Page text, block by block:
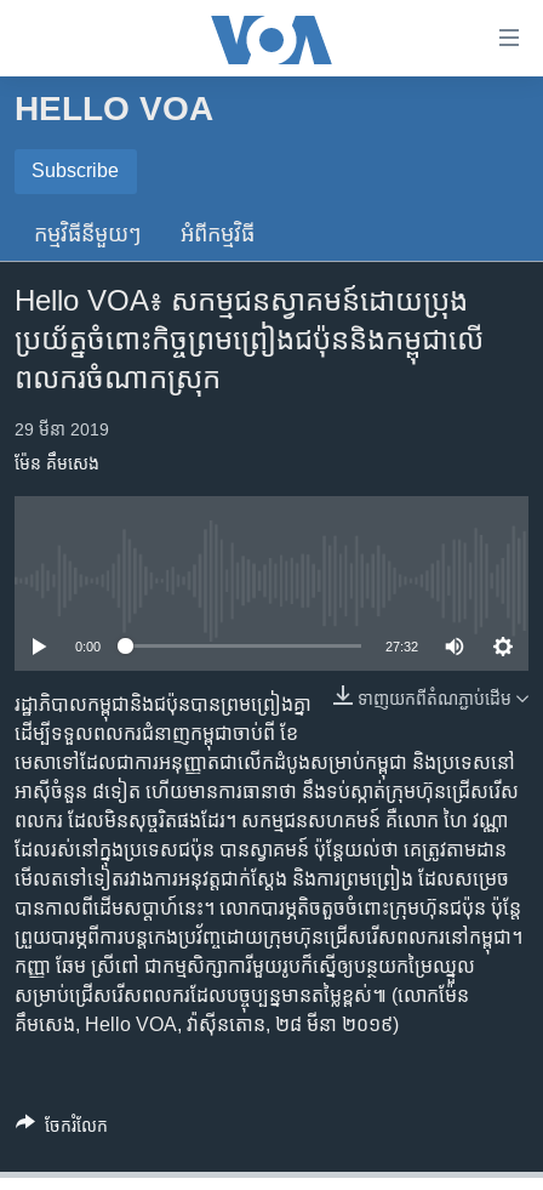
គេហទំព័រ​
រំលង​
ព័ត៌មាន​​
តែ​
ម្តង
និង​
ចូល​
កាន់​
កម្ពុជា
អន្តរជាតិ
ចិន
ហេឡូវីអូអេ
កម្ពុជាច្នៃប្រតិដ្ឋ
ព្រឹត្តិការណ៍ព័ត៌មាន
ទូរទស្សន៍ / វីដេអូ​
វិទ្យុ / ផតខាសថ៍
បណ្តាញ​សង្គម
ភាសា
HELLO VOA
Subscribe
SUBSCRIBE
កម្មវិធី​នីមួយៗ អំពី​កម្មវិធី​
Hello VOA៖ សកម្មជន​ស្វាគមន៍​ដោយ​ប្រុង
ប្រយ័ត្ន​ចំពោះ​កិច្ច​ព្រមព្រៀង​ជប៉ុន​និង​កម្ពុជា​លើ​
ពលករ​ចំណាក​ស្រុក
29 មីនា 2019
ម៉ែន គឹមសេង
0:00 27:32
ទាញ​យក​ពី​តំណភ្ជាប់​ដើម
រដ្ឋាភិបាល​កម្ពុជា​និង​ជប៉ុន​បាន​ព្រមព្រៀង​គ្នា
ដើម្បី​ទទួល​ពលករ​ជំនាញ​កម្ពុជា​ចាប់ពី ខែ
មេសា​ទៅ​ដែល​ជា​ការ​អនុញ្ញាត​ជា​លើក​ដំបូង​សម្រាប់​កម្ពុជា និង​ប្រទេស​នៅ​
អាស៊ី​ចំនួន ៨​ទៀត ​ហើយ​មាន​ការ​ធានា​ថា នឹង​ទប់ស្កាត់​ក្រុមហ៊ុន​ជ្រើសរើស​
ពលករ ដែល​មិន​សុច្ចរិត​ផង​ដែរ។ សកម្មជន​សហគមន៍ គឺ​លោក ហៃ វណ្ណា
ដែល​រស់នៅ​ក្នុង​ប្រទេស​ជប៉ុន បាន​ស្វាគមន៍ ប៉ុន្តែ​យល់​ថា គេ​ត្រូវ​តាម​ដាន​
មើល​តទៅ​ទៀត​រវាង​ការ​អនុវត្ត​ជាក់ស្តែង និង​ការ​ព្រមព្រៀង ដែល​សម្រេច​
បាន​កាលពី​ដើម​សប្តាហ៍​នេះ។ លោក​បារម្ភ​តិចតួច​ចំពោះ​ក្រុមហ៊ុន​ជប៉ុន ប៉ុន្តែ​
ព្រួយបារម្ភ​ពី​ការ​បន្ត​កេង​ប្រវ័ញ្ច​ដោយ​ក្រុមហ៊ុន​ជ្រើសរើស​ពលករ​នៅ​កម្ពុជា។
កញ្ញា ឆែម ស្រីពៅ ជា​កម្ម​សិក្សា​ការី​មួយរូប​ក៏​ស្នើ​ឲ្យ​បន្ថយ​កម្រៃ​ឈ្នួល​
សម្រាប់​ជ្រើសរើស​ពលករ​ដែល​បច្ចុប្បន្ន​មាន​តម្លៃ​ខ្ពស់៕ (លោក​ម៉ែន
គឹមសេង, Hello VOA, វ៉ាស៊ីនតោន, ២៨ មីនា ២០១៩)
ចែករំលែក